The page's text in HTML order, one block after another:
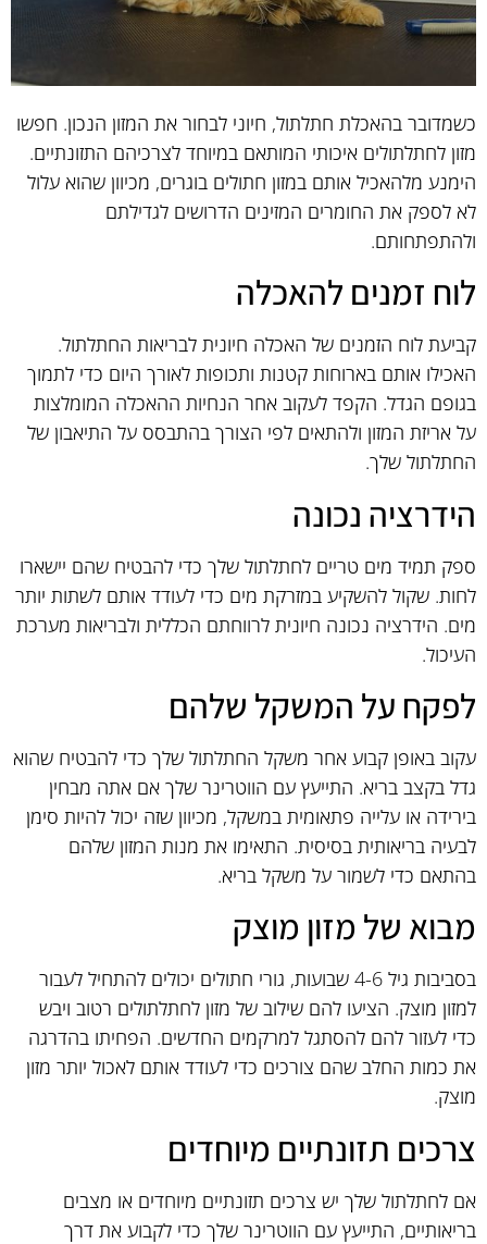
כשמדובר בהאכלת חתלתול, חיוני לבחור את המזון הנכון. חפשו
מזון לחתלתולים איכותי המותאם במיוחד לצרכיהם התזונתיים.
הימנע מלהאכיל אותם במזון חתולים בוגרים, מכיוון שהוא עלול
לא לספק את החומרים המזינים הדרושים לגדילתם
ולהתפתחותם.
לוח זמנים להאכלה
קביעת לוח הזמנים של האכלה חיונית לבריאות החתלתול.
האכילו אותם בארוחות קטנות ותכופות לאורך היום כדי לתמוך
בגופם הגדל. הקפד לעקוב אחר הנחיות ההאכלה המומלצות
על אריזת המזון ולהתאים לפי הצורך בהתבסס על התיאבון של
החתלתול שלך.
הידרציה נכונה
ספק תמיד מים טריים לחתלתול שלך כדי להבטיח שהם יישארו
לחות. שקול להשקיע במזרקת מים כדי לעודד אותם לשתות יותר
מים. הידרציה נכונה חיונית לרווחתם הכללית ולבריאות מערכת
העיכול.
לפקח על המשקל שלהם
עקוב באופן קבוע אחר משקל החתלתול שלך כדי להבטיח שהוא
גדל בקצב בריא. התייעץ עם הווטרינר שלך אם אתה מבחין
בירידה או עלייה פתאומית במשקל, מכיוון שזה יכול להיות סימן
לבעיה בריאותית בסיסית. התאימו את מנות המזון שלהם
בהתאם כדי לשמור על משקל בריא.
מבוא של מזון מוצק
בסביבות גיל 4-6 שבועות, גורי חתולים יכולים להתחיל לעבור
למזון מוצק. הציעו להם שילוב של מזון לחתלתולים רטוב ויבש
כדי לעזור להם להסתגל למרקמים החדשים. הפחיתו בהדרגה
את כמות החלב שהם צורכים כדי לעודד אותם לאכול יותר מזון
מוצק.
צרכים תזונתיים מיוחדים
אם לחתלתול שלך יש צרכים תזונתיים מיוחדים או מצבים
בריאותיים, התייעץ עם הווטרינר שלך כדי לקבוע את דרך